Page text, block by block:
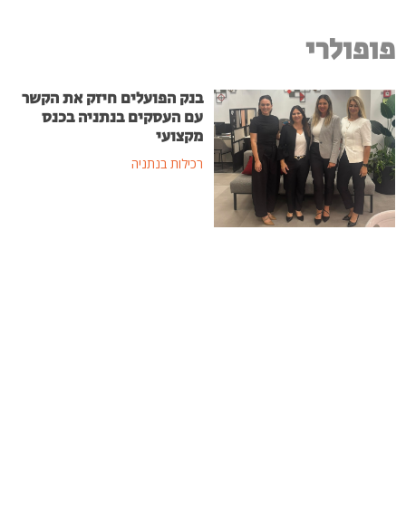
פופולרי
בנק הפועלים חיזק את הקשר
עם העסקים בנתניה בכנס
מקצועי
רכילות בנתניה